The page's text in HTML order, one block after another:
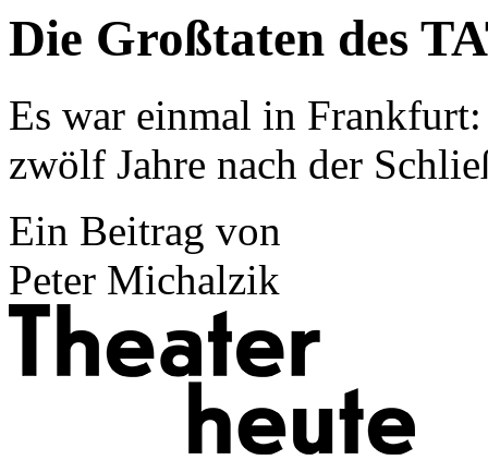
Die Großtaten des
Es war einmal in
zwölf Jahre nach der
Ein Beitrag von
Peter Michalzik